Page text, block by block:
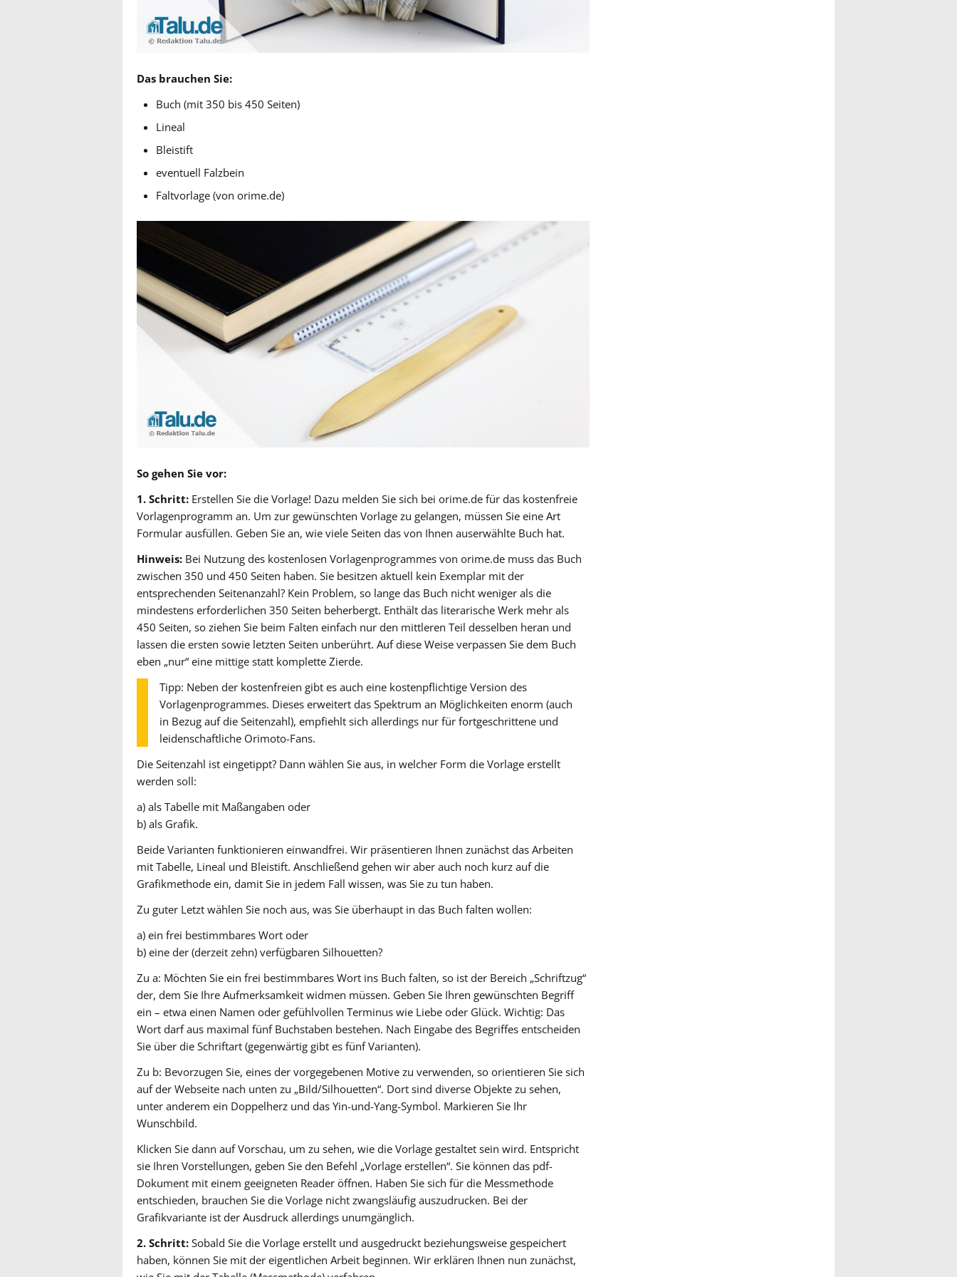
Das brauchen Sie:
Buch (mit 350 bis 450 Seiten)
Lineal
Bleistift
eventuell Falzbein
Faltvorlage (von orime.de)
So gehen Sie vor:
1. Schritt: Erstellen Sie die Vorlage! Dazu melden Sie sich bei orime.de für das kostenfreie
Vorlagenprogramm an. Um zur gewünschten Vorlage zu gelangen, müssen Sie eine Art
Formular ausfüllen. Geben Sie an, wie viele Seiten das von Ihnen auserwählte Buch hat.
Hinweis: Bei Nutzung des kostenlosen Vorlagenprogrammes von orime.de muss das Buch
zwischen 350 und 450 Seiten haben. Sie besitzen aktuell kein Exemplar mit der
entsprechenden Seitenanzahl? Kein Problem, so lange das Buch nicht weniger als die
mindestens erforderlichen 350 Seiten beherbergt. Enthält das literarische Werk mehr als
450 Seiten, so ziehen Sie beim Falten einfach nur den mittleren Teil desselben heran und
lassen die ersten sowie letzten Seiten unberührt. Auf diese Weise verpassen Sie dem Buch
eben „nur“ eine mittige statt komplette Zierde.
Tipp: Neben der kostenfreien gibt es auch eine kostenpflichtige Version des
Vorlagenprogrammes. Dieses erweitert das Spektrum an Möglichkeiten enorm (auch
in Bezug auf die Seitenzahl), empfiehlt sich allerdings nur für fortgeschrittene und
leidenschaftliche Orimoto-Fans.
Die Seitenzahl ist eingetippt? Dann wählen Sie aus, in welcher Form die Vorlage erstellt
werden soll:
a) als Tabelle mit Maßangaben oder
b) als Grafik.
Beide Varianten funktionieren einwandfrei. Wir präsentieren Ihnen zunächst das Arbeiten
mit Tabelle, Lineal und Bleistift. Anschließend gehen wir aber auch noch kurz auf die
Grafikmethode ein, damit Sie in jedem Fall wissen, was Sie zu tun haben.
Zu guter Letzt wählen Sie noch aus, was Sie überhaupt in das Buch falten wollen:
a) ein frei bestimmbares Wort oder
b) eine der (derzeit zehn) verfügbaren Silhouetten?
Zu a: Möchten Sie ein frei bestimmbares Wort ins Buch falten, so ist der Bereich „Schriftzug“
der, dem Sie Ihre Aufmerksamkeit widmen müssen. Geben Sie Ihren gewünschten Begriff
ein – etwa einen Namen oder gefühlvollen Terminus wie Liebe oder Glück. Wichtig: Das
Wort darf aus maximal fünf Buchstaben bestehen. Nach Eingabe des Begriffes entscheiden
Sie über die Schriftart (gegenwärtig gibt es fünf Varianten).
Zu b: Bevorzugen Sie, eines der vorgegebenen Motive zu verwenden, so orientieren Sie sich
auf der Webseite nach unten zu „Bild/Silhouetten“. Dort sind diverse Objekte zu sehen,
unter anderem ein Doppelherz und das Yin-und-Yang-Symbol. Markieren Sie Ihr
Wunschbild.
Klicken Sie dann auf Vorschau, um zu sehen, wie die Vorlage gestaltet sein wird. Entspricht
sie Ihren Vorstellungen, geben Sie den Befehl „Vorlage erstellen“. Sie können das pdf-
Dokument mit einem geeigneten Reader öffnen. Haben Sie sich für die Messmethode
entschieden, brauchen Sie die Vorlage nicht zwangsläufig auszudrucken. Bei der
Grafikvariante ist der Ausdruck allerdings unumgänglich.
2. Schritt: Sobald Sie die Vorlage erstellt und ausgedruckt beziehungsweise gespeichert
haben, können Sie mit der eigentlichen Arbeit beginnen. Wir erklären Ihnen nun zunächst,